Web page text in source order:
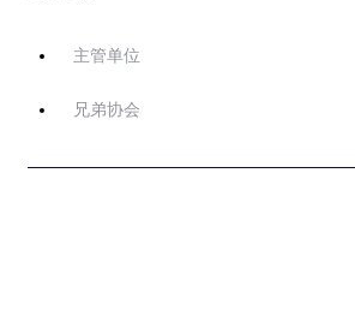
主管单位
兄弟协会